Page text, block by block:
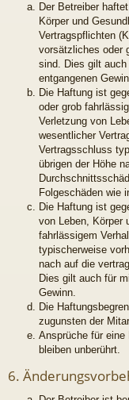
Der Betreiber
Körper und
Vertragspflichten
vorsätzliches oder
sind. Dies gilt
entgangenen
Die Haftung ist
oder grob
Verletzung von
wesentlicher
Vertragsschluss
übrigen der Höhe
Folgeschäden wie
Die Haftung ist
von Leben, Körper
fahrlässigem
typischerweise
nach auf die
Dies gilt auch für
Gewinn.
Die
zugunsten der
Ansprüche für eine
bleiben unberührt.
6.